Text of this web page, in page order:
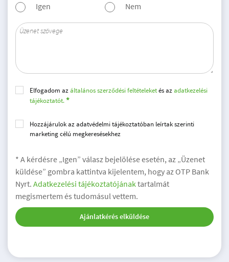
Igen Nem
Elfogadom azáltalános szerződési feltételeketés azadatkezelési
tájékoztatót.
Hozzájárulok az adatvédelmi tájékoztatóban leírtak szerinti
marketing célú megkeresésekhez
* A kérdésre „Igen” válasz bejelölése esetén, az „Üzenet
küldése” gombra kattintva kijelentem, hogy az OTP Bank
Nyrt. Adatkezelési tájékoztatójánaktartalmát
megismertem és tudomásul vettem.
Ajánlatkérés elküldése